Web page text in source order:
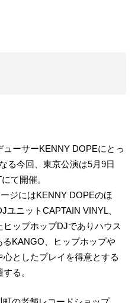
ーサーKENNY DOPEにとっ
る今回、東京公演は5月9日
て開催。
ジにはKENNY DOPEのほ
ニットCAPTAIN VINYL、
ップホップDJでありハウス
KANGO、ヒップホップや
としたプレイを得意とする
る。